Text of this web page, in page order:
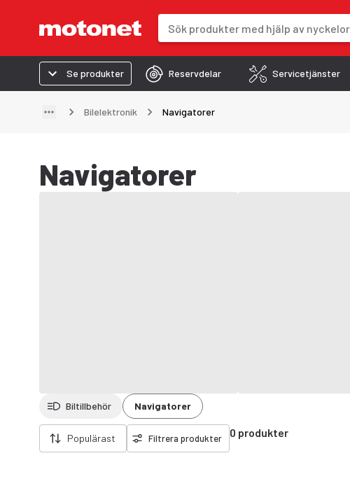
Se produkter Reservdelar Servicetjänster
Bilelektronik Navigatorer
Navigatorer
Biltillbehör Navigatorer
Populärast Filtrera produkter 0 produkter
Ta bort filter